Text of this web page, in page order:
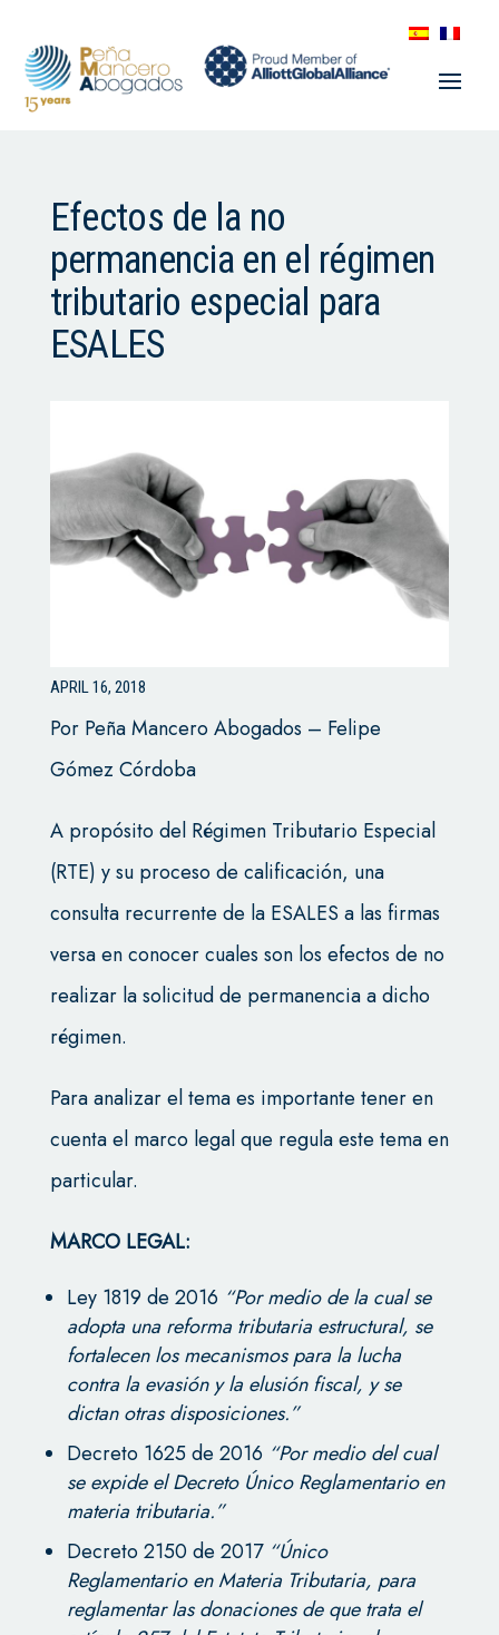
Efectos de la no
permanencia en el régimen
tributario especial para
ESALES
APRIL 16, 2018
Por Peña Mancero Abogados – Felipe
Gómez Córdoba
A propósito del Régimen Tributario Especial
(RTE) y su proceso de calificación, una
consulta recurrente de la ESALES a las firmas
versa en conocer cuales son los efectos de no
realizar la solicitud de permanencia a dicho
régimen.
Para analizar el tema es importante tener en
cuenta el marco legal que regula este tema en
particular.
MARCO LEGAL:
Ley 1819 de 2016 “Pormedio de la cual se
adopta una reforma tributaria estructural, se
fortalecen los mecanismos para la lucha
contra la evasión y la elusión fiscal, y se
dictan otras disposiciones.”
Decreto 1625 de 2016 “Por medio del cual
se expide el Decreto Único Reglamentario en
materia tributaria.”
Decreto 2150 de 2017 “Único
Reglamentario en Materia Tributaria, para
reglamentar las donaciones de que trata el